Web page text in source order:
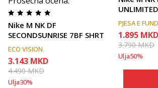
Nike M NK DF
SECONDSUNRISE 7BF SHRT
ECO VISION
3.143 MKD
4.490MKD
Ulja30%
7IN UL
PJESA E
1.895 MKD
3.790MKD
Ulja50%